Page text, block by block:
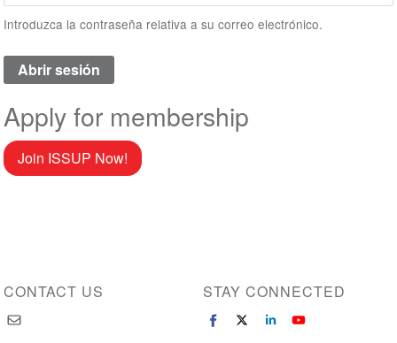
Introduzca la contraseña relativa a su correo electrónico.
Apply for membership
Join ISSUP Now!
CONTACT US STAY CONNECTED